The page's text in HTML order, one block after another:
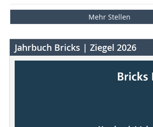
Mehr Stellen
Jahrbuch Bricks | Ziegel 2026